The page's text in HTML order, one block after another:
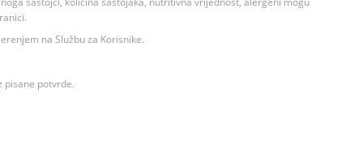
na Službu za Korisnike.
pisane potvrde.